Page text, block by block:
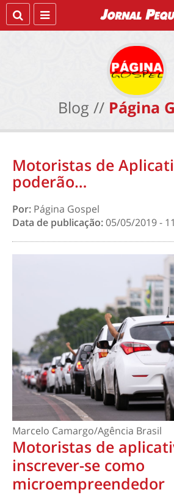
Blog // Página
Motoristas de
poderão…
Por: Página Gospel
Data de publicação:05/05/2019 -
Marcelo Camargo/Agência Brasil
Motoristas de
inscrever-se como
microempreendedor